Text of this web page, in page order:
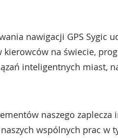
nawigacji GPS Sygic
na świecie,
inteligentnych miast,
naszego
wspólnych prac w